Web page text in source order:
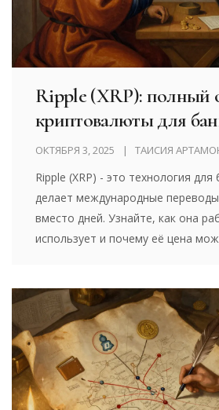
Ripple (XRP): полный
криптовалюты для
переводов
ОКТЯБРЯ 3, 2025 ТАИСИЯ
Ripple (XRP) - это технология
делает международные
вместо дней. Узнайте, как она
использует и почему её цена